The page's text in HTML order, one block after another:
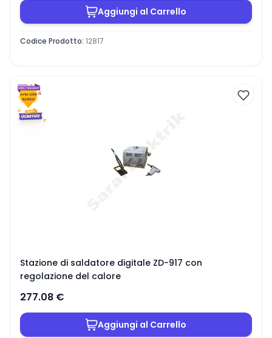
Aggiungi al Carrello
Codice Prodotto: 12817
Stazione di saldatore digitale ZD-917 con
regolazione del calore
277.08 €
Aggiungi al Carrello